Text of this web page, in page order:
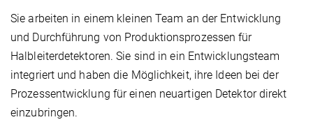
Sie arbeiten in einem kleinen Team an der Entwicklung
und Durchführung von Produktionsprozessen für
Halbleiterdetektoren. Sie sind in ein Entwicklungsteam
integriert und haben die Möglichkeit, ihre Ideen bei der
Prozessentwicklung für einen neuartigen Detektor direkt
einzubringen.